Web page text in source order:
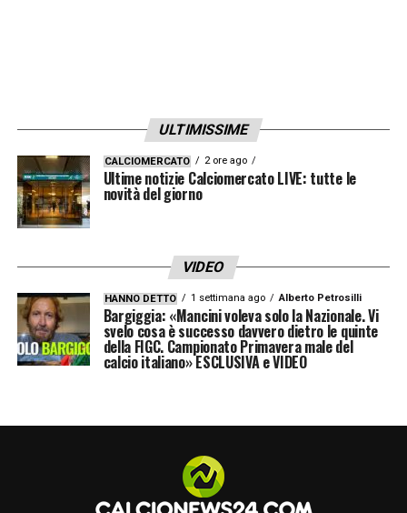
CORIONI –«Intuito straordinario. Lo
convinco a fare la Brescia romena: arriva
Hagi. Lancio Pirlo a 16 anni contro l’Ipswich,
litigare: ma io vedevo il futuro».
L’INTER DI MORATTI–«Un vero signore,
l’anima del club. Ma avevo dieci giocatori in
scadenza e si sapeva già che sarebbe
famiglie: oggi è tutto fondi e cordate».
IL SUPER ATTACCO–«Baggio, Djorkaeff,
Recoba, Ronaldo, Zamorano… Moratti era
ULTIMISSIME
CALCIOMERCATO 2 ore ago
Ultime notizie Calciomercato LIVE: tutte le
novità del giorno
VIDEO
HANNO DETTO 1 settimana ago Alberto Petrosilli
Bargiggia: «Mancini voleva solo la Nazionale. Vi
svelo cosa è successo davvero dietro le quinte
della FIGC. Campionato Primavera male del
calcio italiano» ESCLUSIVA e VIDEO